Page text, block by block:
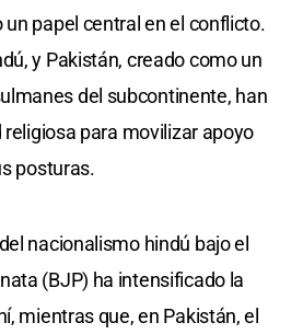
un papel central en el conflicto.
y Pakistán, creado como un
del subcontinente, han
para movilizar apoyo
posturas.
nacionalismo hindú bajo el
(BJP) ha intensificado la
mientras que, en Pakistán, el